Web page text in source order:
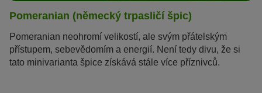
Pomeranian (německý trpasličí špic)
Pomeranian neohromí velikostí, ale svým přátelským
přístupem, sebevědomím a energií. Není tedy divu, že si
tato minivarianta špice získává stále více příznivců.